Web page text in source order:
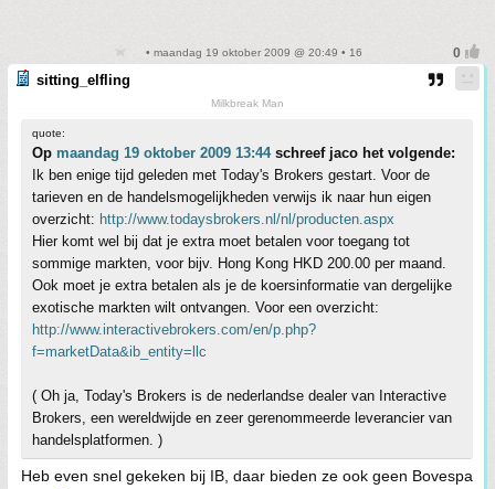
• maandag 19 oktober 2009 @ 20:49 • 16
sitting_elfling
Milkbreak Man
quote:
Op maandag 19 oktober 2009 13:44schreef jaco het volgende:
Ik ben enige tijd geleden met Today's Brokers gestart. Voor de
tarieven en de handelsmogelijkheden verwijs ik naar hun eigen
overzicht: http://www.todaysbrokers.nl/nl/producten.aspx
Hier komt wel bij dat je extra moet betalen voor toegang tot
sommige markten, voor bijv. Hong Kong HKD 200.00 per maand.
Ook moet je extra betalen als je de koersinformatie van dergelijke
exotische markten wilt ontvangen. Voor een overzicht:
http://www.interactivebrokers.com/en/p.php?
f=marketData&ib_entity=llc
( Oh ja, Today's Brokers is de nederlandse dealer van Interactive
Brokers, een wereldwijde en zeer gerenommeerde leverancier van
handelsplatformen. )
Heb even snel gekeken bij IB, daar bieden ze ook geen Bovespa